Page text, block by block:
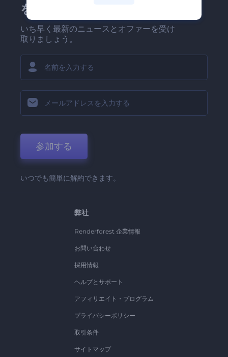
を！
いち早く最新のニュースとオファーを受け
取りましょう。
参加する
いつでも簡単に解約できます。
弊社
Renderforest 企業情報
お問い合わせ
採用情報
ヘルプとサポート
アフィリエイト・プログラム
プライバシーポリシー
取引条件
サイトマップ